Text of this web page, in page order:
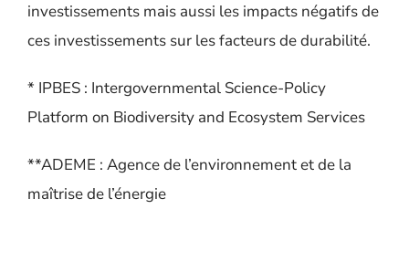
investissements mais aussi les impacts négatifs de
ces investissements sur les facteurs de durabilité.
* IPBES : Intergovernmental Science-Policy
Platform on Biodiversity and Ecosystem Services
**ADEME : Agence de l’environnement et de la
maîtrise de l’énergie